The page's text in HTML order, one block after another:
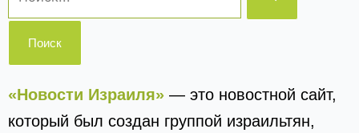
«Новости Израиля» — это новостной сайт,
который был создан группой израильтян,